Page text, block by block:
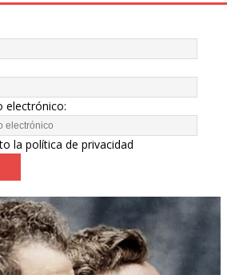
electrónico:
la política de privacidad